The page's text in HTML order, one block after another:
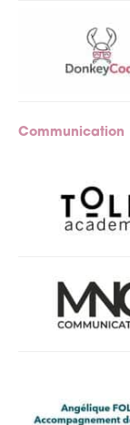
Communication